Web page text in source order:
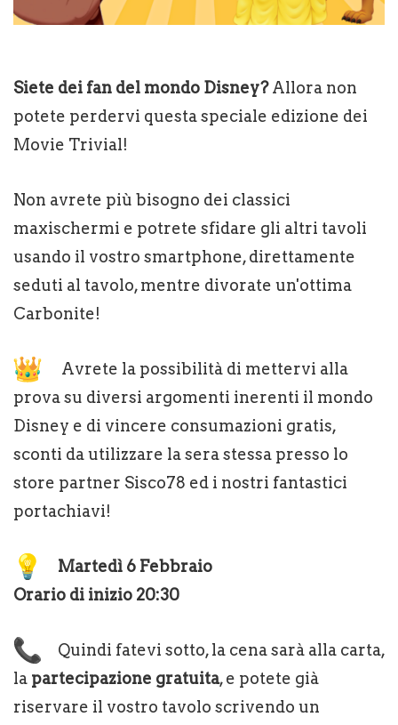
Siete dei fan del mondo Disney?Allora non
potete perdervi questa speciale edizione dei
Movie Trivial!
Non avrete più bisogno dei classici
maxischermi e potrete sfidare gli altri tavoli
usando il vostro smartphone, direttamente
seduti al tavolo, mentre divorate un'ottima
Carbonite!
Avrete la possibilità di mettervi alla
prova su diversi argomenti inerenti il mondo
Disney e di vincere consumazioni gratis,
sconti da utilizzare la sera stessa presso lo
store partner Sisco78 ed i nostri fantastici
portachiavi!
Martedì 6 Febbraio
Orario di inizio 20:30
Quindi fatevi sotto, la cena sarà alla carta,
la partecipazione gratuita, e potete già
riservare il vostro tavolo scrivendo un